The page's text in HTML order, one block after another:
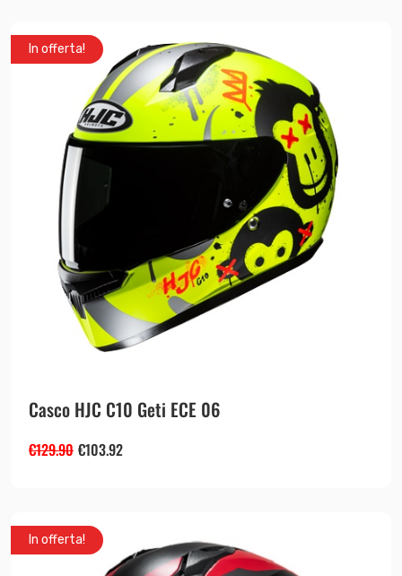
In offerta!
Casco HJC C10 Geti ECE 06
€129.90 €103.92
In offerta!